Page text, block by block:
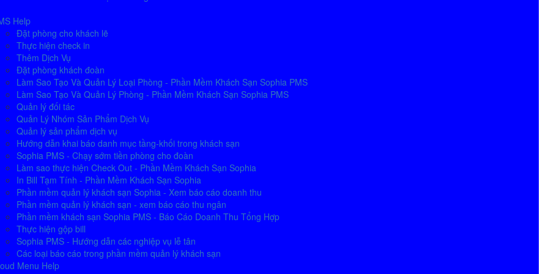
Help
Đặt phòng cho khách lẽ
Thực hiện check in
Thêm Dịch Vụ
Đặt phòng khách đoàn
Làm Sao Tạo Và Quản Lý Loại Phòng - Phần Mềm Khách Sạn Sophia PMS
Làm Sao Tạo Và Quản Lý Phòng - Phần Mềm Khách Sạn Sophia PMS
Quản lý đối tác
Quản Lý Nhóm Sản Phẩm Dịch Vụ
Quản lý sản phẩm dịch vụ
Hướng dẫn khai báo danh mục tầng-khối trong khách sạn
Sophia PMS - Chạy sớm tiền phòng cho đoàn
Làm sao thực hiện Check Out - Phần Mềm Khách Sạn Sophia
In Bill Tạm Tính - Phần Mềm Khách Sạn Sophia
Phần mềm quản lý khách sạn Sophia - Xem báo cáo doanh thu
Phần mềm quản lý khách sạn - xem báo cáo thu ngân
Phần mềm khách sạn Sophia PMS - Báo Cáo Doanh Thu Tổng Hợp
Thực hiện gộp bill
Sophia PMS - Hướng dẫn các nghiệp vụ lễ tân
Các loại báo cáo trong phần mềm quản lý khách sạn
Menu Help